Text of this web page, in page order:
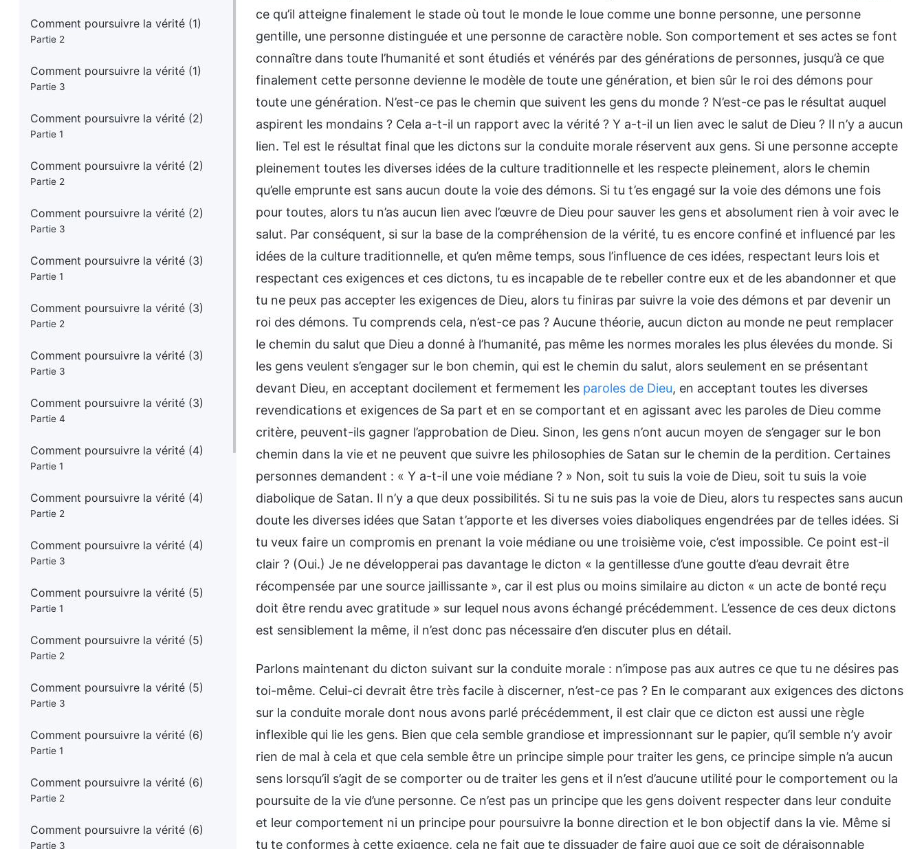
Comment poursuivre la vérité (1)
Partie 2
Comment poursuivre la vérité (1)
Partie 3
Comment poursuivre la vérité (2)
Partie 1
Comment poursuivre la vérité (2)
Partie 2
Comment poursuivre la vérité (2)
Partie 3
Comment poursuivre la vérité (3)
Partie 1
Comment poursuivre la vérité (3)
Partie 2
Comment poursuivre la vérité (3)
Partie 3
Comment poursuivre la vérité (3)
Partie 4
Comment poursuivre la vérité (4)
Partie 1
Comment poursuivre la vérité (4)
Partie 2
Comment poursuivre la vérité (4)
Partie 3
Comment poursuivre la vérité (5)
Partie 1
Comment poursuivre la vérité (5)
Partie 2
Comment poursuivre la vérité (5)
Partie 3
Comment poursuivre la vérité (6)
Partie 1
Comment poursuivre la vérité (6)
Partie 2
Comment poursuivre la vérité (6)
Partie 3
ce qu’il atteigne finalement le stade où tout le monde le loue comme une bonne personne, une personne
gentille, une personne distinguée et une personne de caractère noble. Son comportement et ses actes se font
connaître dans toute l’humanité et sont étudiés et vénérés par des générations de personnes, jusqu’à ce que
finalement cette personne devienne le modèle de toute une génération, et bien sûr le roi des démons pour
toute une génération. N’est-ce pas le chemin que suivent les gens du monde ? N’est-ce pas le résultat auquel
aspirent les mondains ? Cela a-t-il un rapport avec la vérité ? Y a-t-il un lien avec le salut de Dieu ? Il n’y a aucun
lien. Tel est le résultat final que les dictons sur la conduite morale réservent aux gens. Si une personne accepte
pleinement toutes les diverses idées de la culture traditionnelle et les respecte pleinement, alors le chemin
qu’elle emprunte est sans aucun doute la voie des démons. Si tu t’es engagé sur la voie des démons une fois
pour toutes, alors tu n’as aucun lien avec l’œuvre de Dieu pour sauver les gens et absolument rien à voir avec le
salut. Par conséquent, si sur la base de la compréhension de la vérité, tu es encore confiné et influencé par les
idées de la culture traditionnelle, et qu’en même temps, sous l’influence de ces idées, respectant leurs lois et
respectant ces exigences et ces dictons, tu es incapable de te rebeller contre eux et de les abandonner et que
tu ne peux pas accepter les exigences de Dieu, alors tu finiras par suivre la voie des démons et par devenir un
roi des démons. Tu comprends cela, n’est-ce pas ? Aucune théorie, aucun dicton au monde ne peut remplacer
le chemin du salut que Dieu a donné à l’humanité, pas même les normes morales les plus élevées du monde. Si
les gens veulent s’engager sur le bon chemin, qui est le chemin du salut, alors seulement en se présentant
devant Dieu, en acceptant docilement et fermement les paroles de Dieu, en acceptant toutes les diverses
revendications et exigences de Sa part et en se comportant et en agissant avec les paroles de Dieu comme
critère, peuvent-ils gagner l’approbation de Dieu. Sinon, les gens n’ont aucun moyen de s’engager sur le bon
chemin dans la vie et ne peuvent que suivre les philosophies de Satan sur le chemin de la perdition. Certaines
personnes demandent : « Y a-t-il une voie médiane ? » Non, soit tu suis la voie de Dieu, soit tu suis la voie
diabolique de Satan. Il n’y a que deux possibilités. Si tu ne suis pas la voie de Dieu, alors tu respectes sans aucun
doute les diverses idées que Satan t’apporte et les diverses voies diaboliques engendrées par de telles idées. Si
tu veux faire un compromis en prenant la voie médiane ou une troisième voie, c’est impossible. Ce point est-il
clair ? (Oui.) Je ne développerai pas davantage le dicton « la gentillesse d’une goutte d’eau devrait être
récompensée par une source jaillissante », car il est plus ou moins similaire au dicton « un acte de bonté reçu
doit être rendu avec gratitude » sur lequel nous avons échangé précédemment. L’essence de ces deux dictons
est sensiblement la même, il n’est donc pas nécessaire d’en discuter plus en détail.
Parlons maintenant du dicton suivant sur la conduite morale : n’impose pas aux autres ce que tu ne désires pas
toi-même. Celui-ci devrait être très facile à discerner, n’est-ce pas ? En le comparant aux exigences des dictons
sur la conduite morale dont nous avons parlé précédemment, il est clair que ce dicton est aussi une règle
inflexible qui lie les gens. Bien que cela semble grandiose et impressionnant sur le papier, qu’il semble n’y avoir
rien de mal à cela et que cela semble être un principe simple pour traiter les gens, ce principe simple n’a aucun
sens lorsqu’il s’agit de se comporter ou de traiter les gens et il n’est d’aucune utilité pour le comportement ou la
poursuite de la vie d’une personne. Ce n’est pas un principe que les gens doivent respecter dans leur conduite
et leur comportement ni un principe pour poursuivre la bonne direction et le bon objectif dans la vie. Même si
tu te conformes à cette exigence, cela ne fait que te dissuader de faire quoi que ce soit de déraisonnable